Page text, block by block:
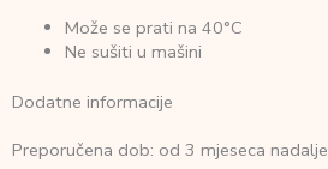
Može se prati na 40°C
Ne sušiti u mašini
Dodatne informacije
Preporučena dob: od 3 mjeseca nadalje